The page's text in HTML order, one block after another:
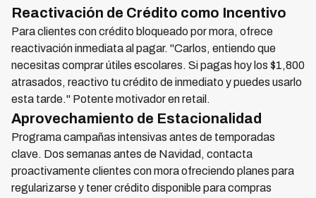
Reactivación de Crédito como Incentivo
Para clientes con crédito bloqueado por mora, ofrece
reactivación inmediata al pagar. "Carlos, entiendo que
necesitas comprar útiles escolares. Si pagas hoy los $1,800
atrasados, reactivo tu crédito de inmediato y puedes usarlo
esta tarde." Potente motivador en retail.
Aprovechamiento de Estacionalidad
Programa campañas intensivas antes de temporadas
clave. Dos semanas antes de Navidad, contacta
proactivamente clientes con mora ofreciendo planes para
regularizarse y tener crédito disponible para compras